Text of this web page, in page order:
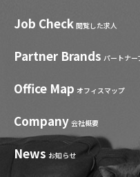
Job Check 閲覧した求人
Partner Brands パートナー
Office Map オフィスマップ
Company 会社概要
News お知らせ